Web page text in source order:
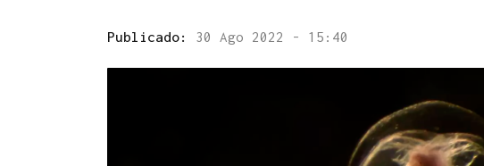
Publicado: 30 Ago 2022 - 15:40